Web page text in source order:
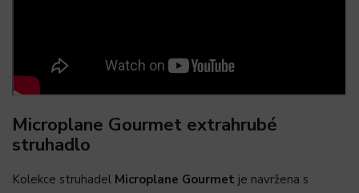
Microplane Gourmet extrahrubé
struhadlo
Kolekce struhadel Microplane Gourmet je navržena s